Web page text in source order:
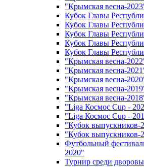
"Крымская весна-
Кубок Главы
Кубок Главы
Кубок Главы
Кубок Главы
Кубок Главы
"Крымская весна-
"Крымская весна-
"Крымская весна-
"Крымская весна-
"Крымская весна-
"Liga Космос Cup -
"Liga Космос Cup -
"Кубок выпускников-
"Кубок выпускников-
Футбольный
2020"
Турнир среди